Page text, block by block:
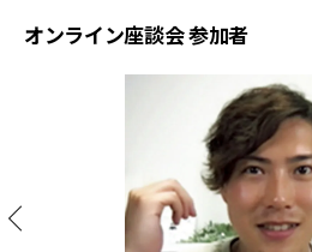
オンライン座談会 参加者